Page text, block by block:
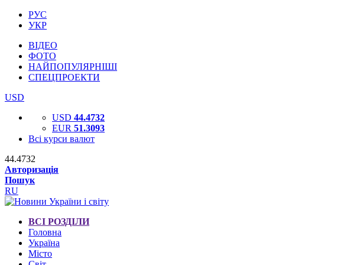
РУС
УКР
ВІДЕО
ФОТО
НАЙПОПУЛЯРНІШІ
СПЕЦПРОЕКТИ
USD
USD 44.4732
EUR 51.3093
Всі курси валют
44.4732
Авторизація
Пошук
RU
ВСІ РОЗДІЛИ
Головна
Україна
Місто